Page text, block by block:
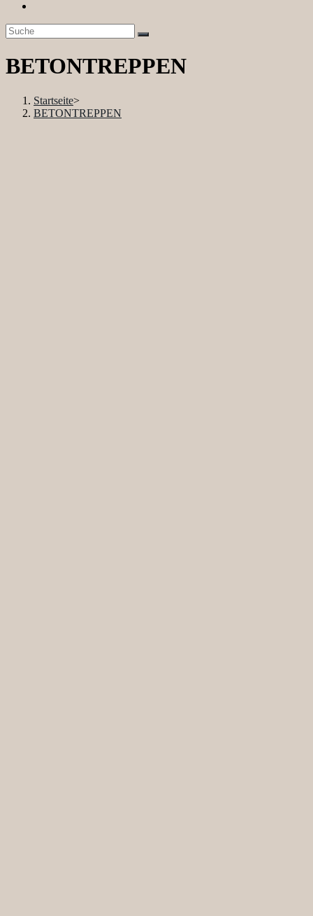
umschalten
BETONTREPPEN
Startseite>
BETONTREPPEN